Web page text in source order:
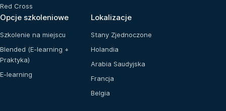
Red Cross
Opcje szkoleniowe
Szkolenie na miejscu
Blended (E-learning +
Praktyka)
E-learning
Lokalizacje
Stany Zjednoczone
Holandia
Arabia Saudyjska
Francja
Belgia